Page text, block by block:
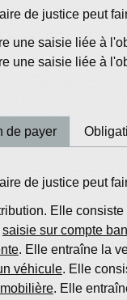
de justice peut
une saisie liée à
une saisie liée à
de payer
de justice peut
Elle
saisie sur compte
. Elle entraîne la
véhicule. Elle
. Elle